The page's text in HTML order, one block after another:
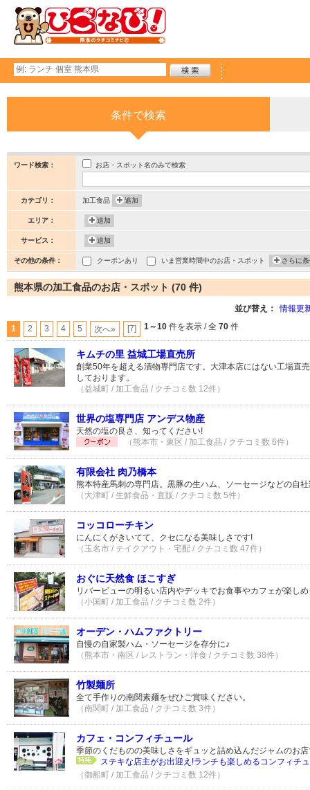
条件で検索
ワード検索： お店・スポット名のみで検索
カテゴリ： 加工食品 追加
エリア： 追加
サービス： 追加
その他の条件： クーポンあり いま営業時間中のお店・スポット さらに
熊本県の加工食品のお店・スポット (70 件)
並び替え： 情報更
1 2 3 4 5 次へ» [7] 1～10 件を表示 / 全 70 件
キムチの里 益城工場直売所
創業50年を超える漬物専門店です。大津本店にはない工場直
しております。
（益城町 / 加工食品 / クチコミ数 12件）
世界の塩専門店 アンデス物産
天然の塩の良さ、知ってください!
（熊本市・東区 / 加工食品 / クチコミ数 6件）
有限会社 肉乃橋本
熊本特産馬刺の専門店。黒豚の生ハム、ソーセージなどの自
（大津町 / 生鮮食品・直販 / クチコミ数 5件）
コッコローチキン
にんにくがきいてて、クセになる美味しさです!
（玉名市 / テイクアウト・宅配 / クチコミ数 47件）
おぐに天然食 ほこすぎ
リバービューの明るい店内やデッキでお食事やカフェが楽し
（小国町 / 加工食品 / クチコミ数 2件）
オーデン・ハムファクトリー
自慢の自家製ハム・ソーセージを存分に♪
（熊本市・南区 / レストラン・洋食 / クチコミ数 38件）
竹製麺所
全て手作りの南関素麺をぜひご賞味ください。
（南関町 / 加工食品 / クチコミ数 3件）
カフェ・コンフィチュール
季節のくだものの美味しさをギュッと詰め込んだジャムのお
ステキな店主がお出迎え!ランチも楽しめるコンフィチ
（御船町 / 加工食品 / クチコミ数 12件）